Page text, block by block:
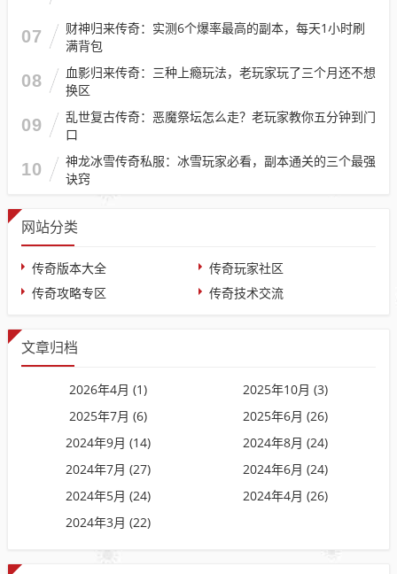
07
财神归来传奇：实测6个爆率最高的副本，每天1小时刷
满背包
08
血影归来传奇：三种上瘾玩法，老玩家玩了三个月还不想
换区
09
乱世复古传奇：恶魔祭坛怎么走？老玩家教你五分钟到门
口
10
神龙冰雪传奇私服：冰雪玩家必看，副本通关的三个最强
诀窍
网站分类
传奇版本大全
传奇玩家社区
传奇攻略专区
传奇技术交流
文章归档
2026年4月 (1)
2025年10月 (3)
2025年7月 (6)
2025年6月 (26)
2024年9月 (14)
2024年8月 (24)
2024年7月 (27)
2024年6月 (24)
2024年5月 (24)
2024年4月 (26)
2024年3月 (22)